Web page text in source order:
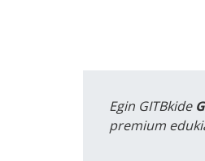
Egin GITBkide
premium